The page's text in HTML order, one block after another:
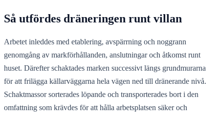
Så utfördes dräneringen runt villan
Arbetet inleddes med etablering, avspärrning och noggrann
genomgång av markförhållanden, anslutningar och åtkomst runt
huset. Därefter schaktades marken successivt längs grundmurarna
för att frilägga källarväggarna hela vägen ned till dränerande nivå.
Schaktmassor sorterades löpande och transporterades bort i den
omfattning som krävdes för att hålla arbetsplatsen säker och